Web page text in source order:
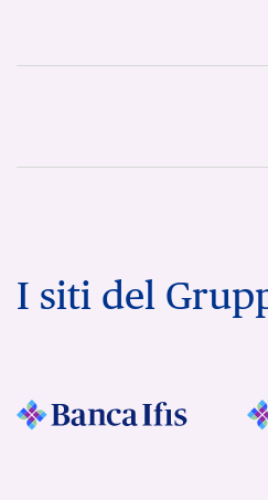
I siti del